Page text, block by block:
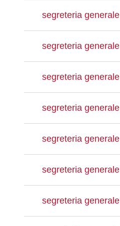
segreteria generale
segreteria generale
segreteria generale
segreteria generale
segreteria generale
segreteria generale
segreteria generale